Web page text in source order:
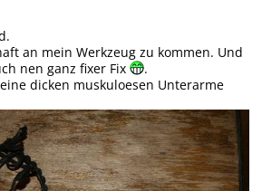
an mein Werkzeug zu kommen. Und
nen ganz fixer Fix
.
dicken muskuloesen Unterarme